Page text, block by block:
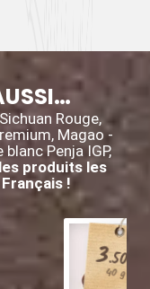
Rouge,
Magao -
Penja IGP,
produits les
!
3.50
40 g